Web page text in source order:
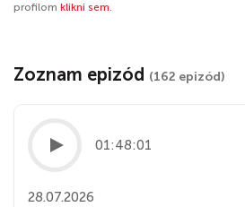
profilom klikni sem.
Zoznam epizód (162 epizód)
01:48:01
28.07.2026